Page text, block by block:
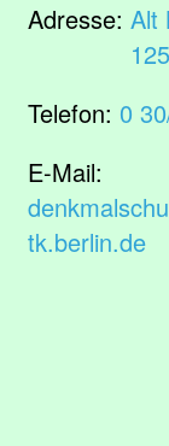
Adresse: Alt
Telefon: 0
E-Mail:
tk.berlin.de